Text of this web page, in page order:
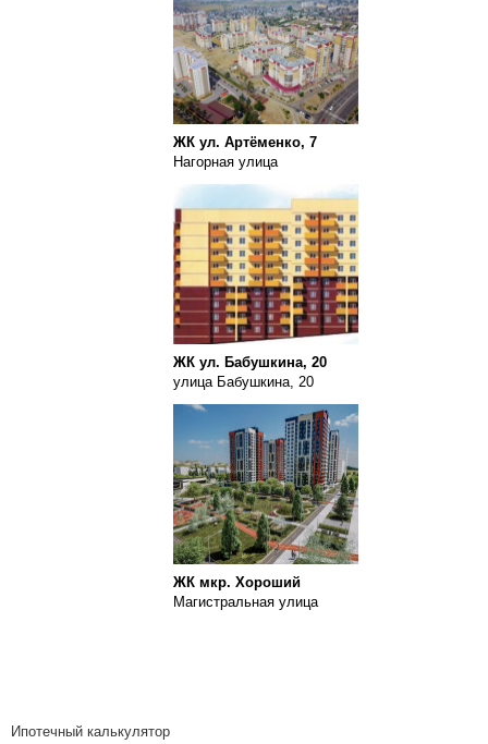
ЖК ул. Артёменко, 7
Нагорная улица
ЖК ул. Бабушкина, 20
улица Бабушкина, 20
ЖК мкр. Хороший
Магистральная улица
Ипотечный калькулятор